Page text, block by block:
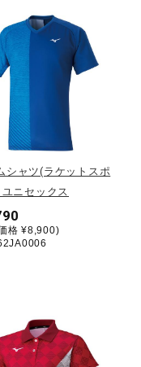
シャツ(ラケットスポ
ニセックス
格 ¥8,900)